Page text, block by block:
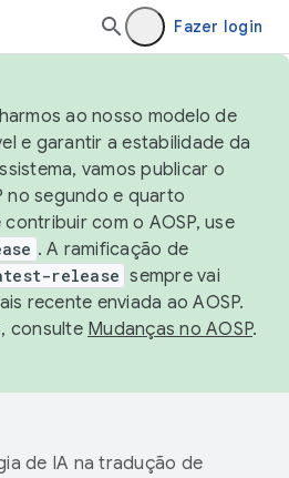
Fazer login
ao nosso modelo de
e garantir a estabilidade da
vamos publicar o
segundo e quarto
com o AOSP, use
. A ramificação de
release sempre vai
recente enviada ao AOSP.
consulte Mudanças no AOSP.
de IA na tradução de